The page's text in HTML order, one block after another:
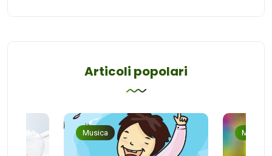
Articoli popolari
Musica Musica